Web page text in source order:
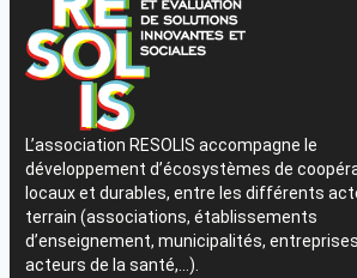
L’association RESOLIS accompagne le
développement d’écosystèmes de
locaux et durables, entre les différents
terrain (associations, établissements
d’enseignement, municipalités,
acteurs de la santé,…).